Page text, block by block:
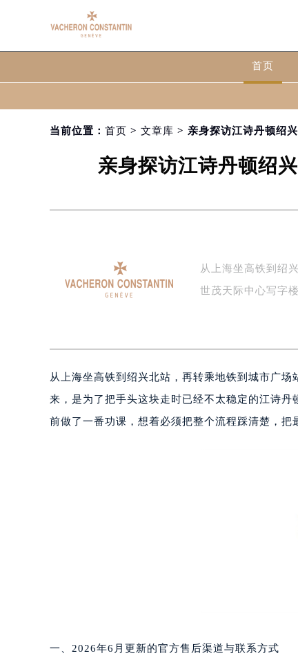
首页
当前位置： 首页 > 文章库 > 亲身探访江诗丹顿绍
亲身探访江诗丹顿绍
从上海坐高铁到绍
世茂天际中心写字
从上海坐高铁到绍兴北站，再转乘地铁到城市广
来，是为了把手头这块走时已经不太稳定的江诗
前做了一番功课，想着必须把整个流程踩清楚，把
一、2026年6月更新的官方售后渠道与联系方式